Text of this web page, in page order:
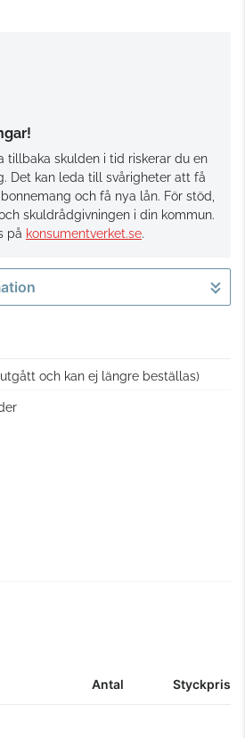
tillbaka skulden i tid riskerar du en
Det kan leda till svårigheter att få
och få nya lån. För stöd,
skuldrådgivningen i din kommun.
på konsumentverket.se.
och kan ej längre beställas)
Antal Styckpris